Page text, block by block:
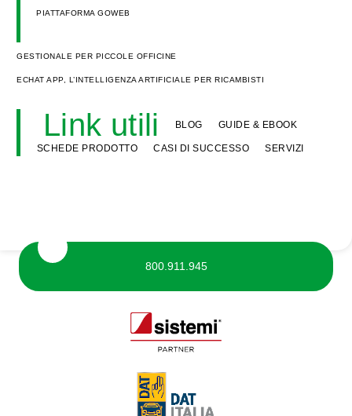
PIATTAFORMA GOWEB
GESTIONALE PER PICCOLE OFFICINE
ECHAT APP, L’INTELLIGENZA ARTIFICIALE PER RICAMBISTI
Link utili BLOG GUIDE & EBOOK
SCHEDE PRODOTTO CASI DI SUCCESSO SERVIZI
800.911.945